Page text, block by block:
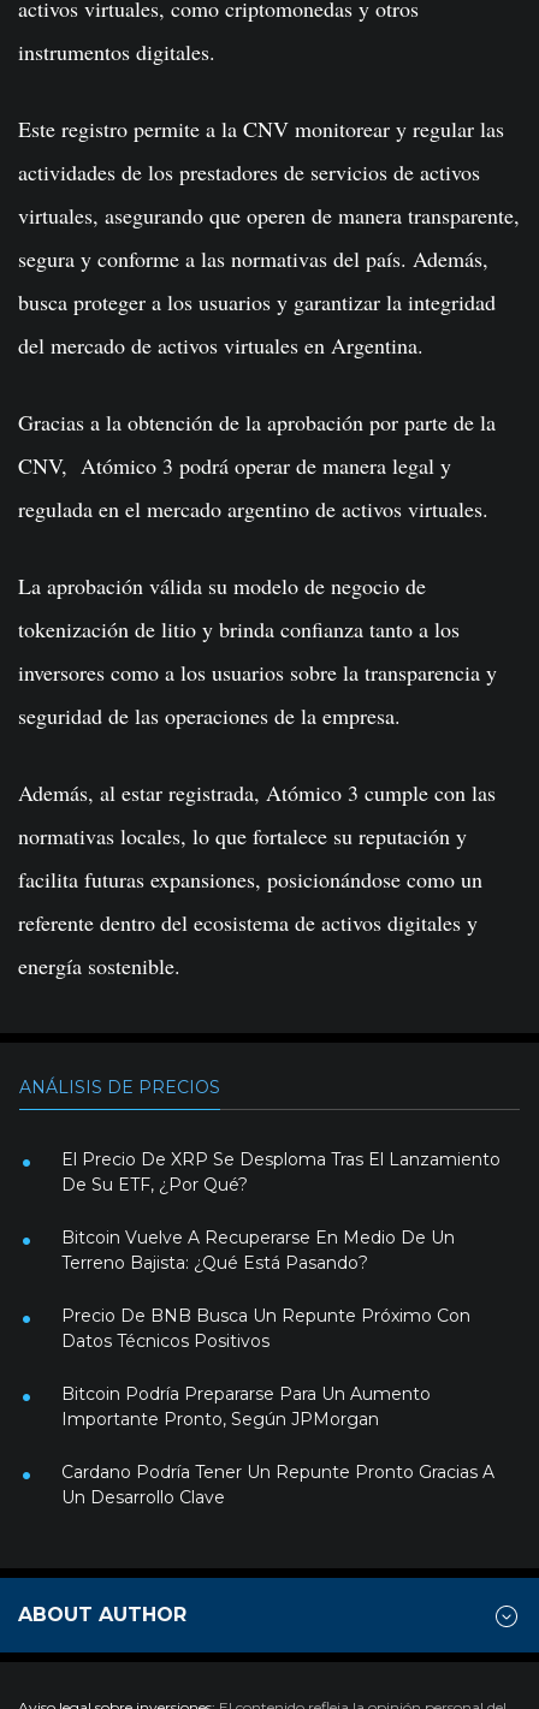
activos virtuales, como criptomonedas y otros
instrumentos digitales.
Este registro permite a la CNV monitorear y regular las
actividades de los prestadores de servicios de activos
virtuales, asegurando que operen de manera transparente,
segura y conforme a las normativas del país. Además,
busca proteger a los usuarios y garantizar la integridad
del mercado de activos virtuales en Argentina.
Gracias a la obtención de la aprobación por parte de la
CNV, Atómico 3 podrá operar de manera legal y
regulada en el mercado argentino de activos virtuales.
La aprobación válida su modelo de negocio de
tokenización de litio y brinda confianza tanto a los
inversores como a los usuarios sobre la transparencia y
seguridad de las operaciones de la empresa.
Además, al estar registrada, Atómico 3 cumple con las
normativas locales, lo que fortalece su reputación y
facilita futuras expansiones, posicionándose como un
referente dentro del ecosistema de activos digitales y
energía sostenible.
ANÁLISIS DE PRECIOS
El Precio De XRP Se Desploma Tras El Lanzamiento
De Su ETF, ¿Por Qué?
Bitcoin Vuelve A Recuperarse En Medio De Un
Terreno Bajista: ¿Qué Está Pasando?
Precio De BNB Busca Un Repunte Próximo Con
Datos Técnicos Positivos
Bitcoin Podría Prepararse Para Un Aumento
Importante Pronto, Según JPMorgan
Cardano Podría Tener Un Repunte Pronto Gracias A
Un Desarrollo Clave
ABOUT AUTHOR